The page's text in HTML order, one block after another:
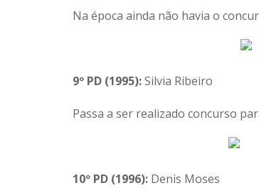
Na época ainda não havia o
9º PD (1995):Silvia Ribeiro
Passa a ser realizado concurso
10º PD (1996): Denis Moses